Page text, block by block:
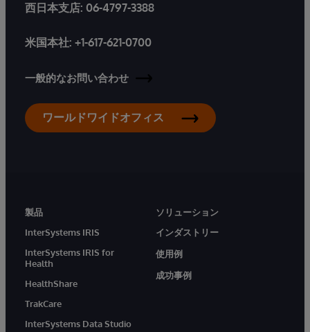
西日本支店: 06-4797-3388
米国本社: +1-617-621-0700
一般的なお問い合わせ
ワールドワイドオフィス
製品
InterSystems IRIS
InterSystems IRIS for
Health
HealthShare
TrakCare
InterSystems Data Studio
ソリューション
インダストリー
使用例
成功事例